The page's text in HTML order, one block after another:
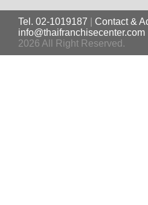
Tel. 02-1019187
Contact &
info@thaifranchisecenter.com
2026 All Right Reserved.